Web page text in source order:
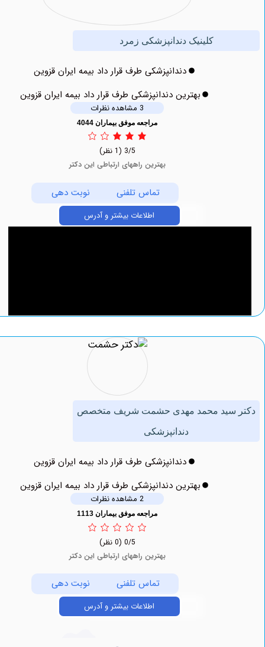
کلینیک دندانپزشکی زمرد
دندانپزشکی طرف قرار داد بیمه ایران قزوین
بهترین دندانپزشکی طرف قرار داد بیمه ایران قزوین
مراجعه موفق بیماران 4044
بهترین راههای ارتباطی این دکتر
تماس تلفنی نوبت دهی
اطلاعات بیشتر و آدرس
سید محمد مهدی حشمت شریف متخصص
دندانپزشکی
دندانپزشکی طرف قرار داد بیمه ایران قزوین
بهترین دندانپزشکی طرف قرار داد بیمه ایران قزوین
مراجعه موفق بیماران 1113
بهترین راههای ارتباطی این دکتر
تماس تلفنی نوبت دهی
اطلاعات بیشتر و آدرس